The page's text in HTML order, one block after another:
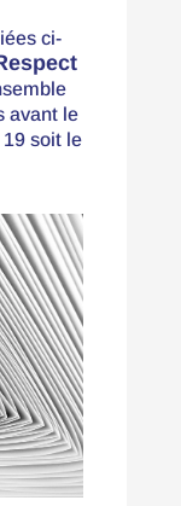
ci-
avant le
soit le